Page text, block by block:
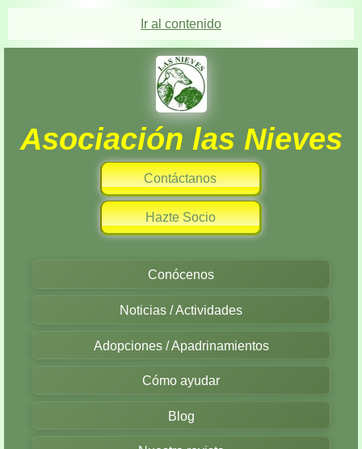
Ir al contenido
Asociación las Nieves
Contáctanos
Hazte Socio
Conócenos
Noticias / Actividades
Adopciones / Apadrinamientos
Cómo ayudar
Blog